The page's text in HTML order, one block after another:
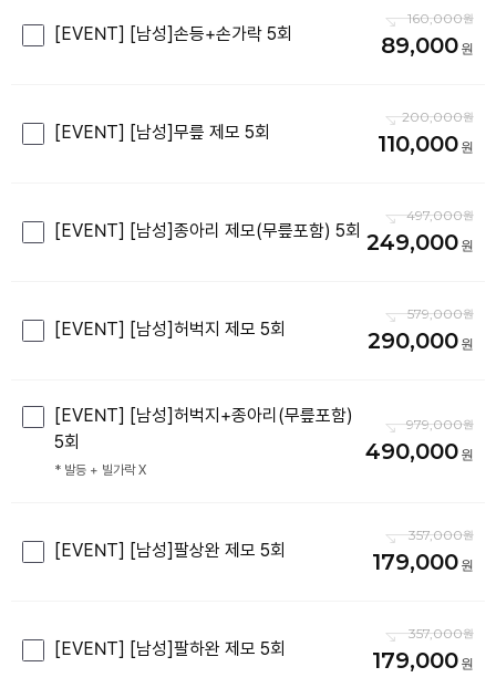
[EVENT] [남성]손등+손가락 5회
160,000
89,000
[EVENT] [남성]무릎 제모 5회
200,000
110,000
[EVENT] [남성]종아리 제모(무릎포함) 5회
497,000
249,000
[EVENT] [남성]허벅지 제모 5회
579,000
290,000
[EVENT] [남성]허벅지+종아리(무릎포함)
5회
* 발등 + 빌가락 X
979,000
490,000
[EVENT] [남성]팔상완 제모 5회
357,000
179,000
[EVENT] [남성]팔하완 제모 5회
357,000
179,000